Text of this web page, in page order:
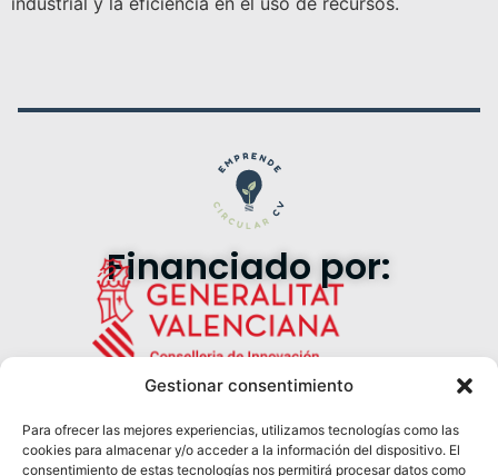
Gestionar consentimiento
Para ofrecer las mejores experiencias, utilizamos tecnologías como las
cookies para almacenar y/o acceder a la información del dispositivo. El
consentimiento de estas tecnologías nos permitirá procesar datos como
Financiado por: